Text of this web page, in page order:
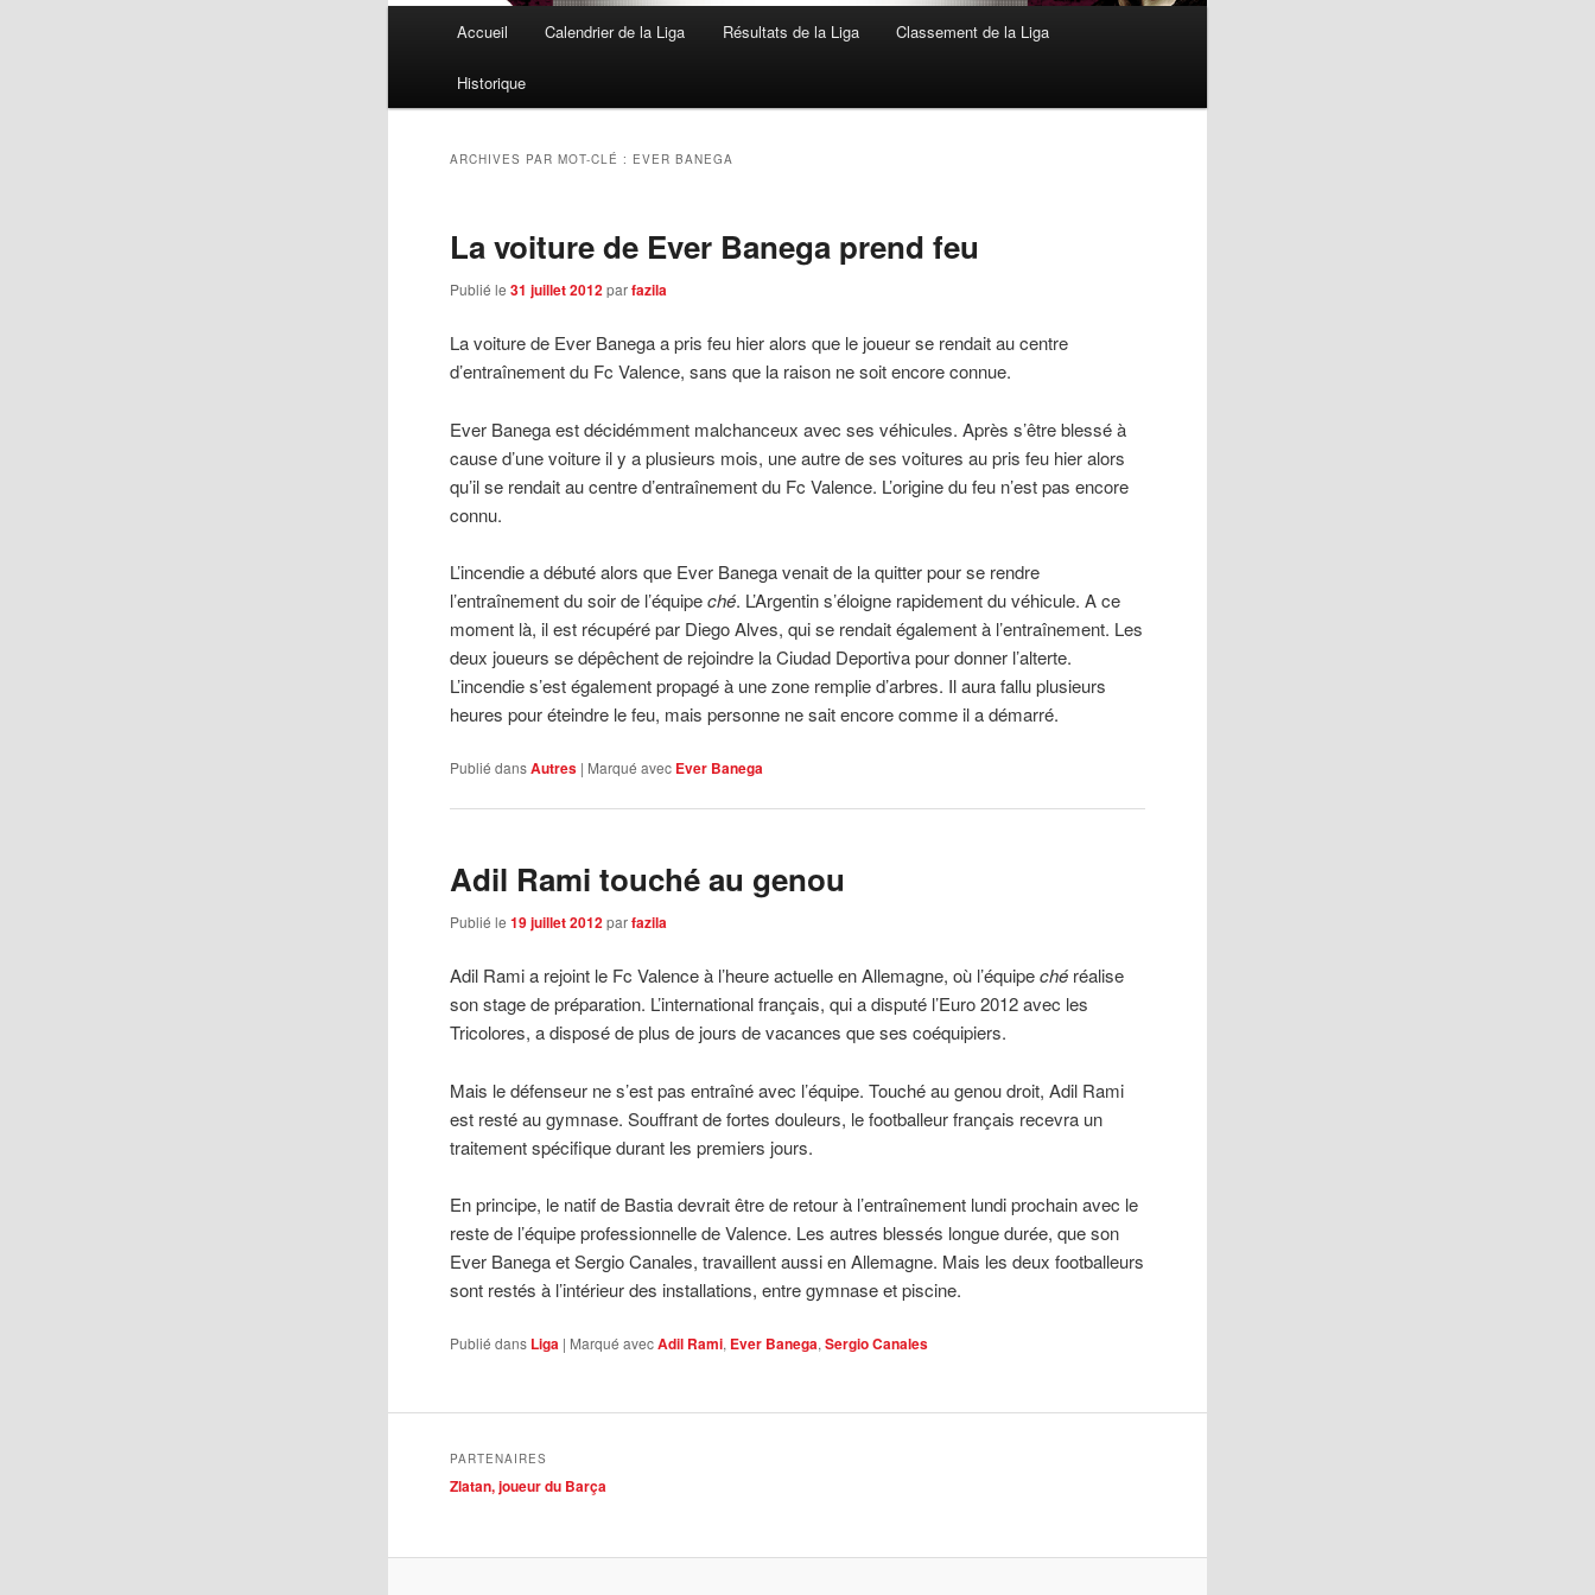
Accueil Calendrier de la Liga Résultats de la Liga Classement de la Liga
Historique
ARCHIVES PAR MOT-CLÉ : EVER BANEGA
La voiture de Ever Banega prend feu
Publié le31 juillet 2012 parfazila
La voiture de Ever Banega a pris feu hier alors que le joueur se rendait au centre
d’entraînement du Fc Valence, sans que la raison ne soit encore connue.
Ever Banega est décidémment malchanceux avec ses véhicules. Après s’être blessé à
cause d’une voiture il y a plusieurs mois, une autre de ses voitures au pris feu hier alors
qu’il se rendait au centre d’entraînement du Fc Valence. L’origine du feu n’est pas encore
connu.
L’incendie a débuté alors que Ever Banega venait de la quitter pour se rendre
l’entraînement du soir de l’équipeché. L’Argentin s’éloigne rapidement du véhicule. A ce
moment là, il est récupéré par Diego Alves, qui se rendait également à l’entraînement. Les
deux joueurs se dépêchent de rejoindre la Ciudad Deportiva pour donner l’alterte.
L’incendie s’est également propagé à une zone remplie d’arbres. Il aura fallu plusieurs
heures pour éteindre le feu, mais personne ne sait encore comme il a démarré.
Publié dans Autres | Marqué avec Ever Banega
Adil Rami touché au genou
Publié le19 juillet 2012 parfazila
Adil Rami a rejoint le Fc Valence à l’heure actuelle en Allemagne, où l’équipeché réalise
son stage de préparation. L’international français, qui a disputé l’Euro 2012 avec les
Tricolores, a disposé de plus de jours de vacances que ses coéquipiers.
Mais le défenseur ne s’est pas entraîné avec l’équipe. Touché au genou droit, Adil Rami
est resté au gymnase. Souffrant de fortes douleurs, le footballeur français recevra un
traitement spécifique durant les premiers jours.
En principe, le natif de Bastia devrait être de retour à l’entraînement lundi prochain avec le
reste de l’équipe professionnelle de Valence. Les autres blessés longue durée, que son
Ever Banega et Sergio Canales, travaillent aussi en Allemagne. Mais les deux footballeurs
sont restés à l’intérieur des installations, entre gymnase et piscine.
Publié dans Liga | Marqué avec Adil Rami, Ever Banega,Sergio Canales
PARTENAIRES
Zlatan, joueur du Barça